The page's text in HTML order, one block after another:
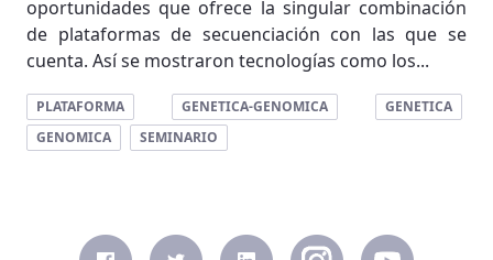
oportunidades que ofrece la singular combinación
de plataformas de secuenciación con las que se
cuenta. Así se mostraron tecnologías como los...
PLATAFORMA GENETICA-GENOMICA
GENETICA
GENOMICA
SEMINARIO